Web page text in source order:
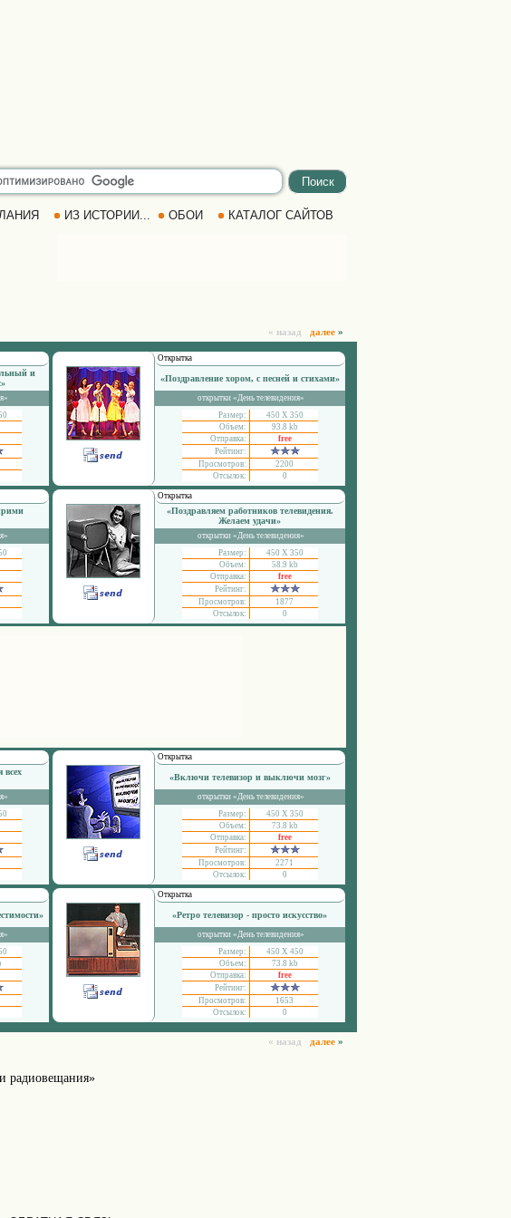
ИЗ ИСТОРИИ... ОБОИ КАТАЛОГ САЙТОВ
« назад далее »
и
Открытка
«Поздравление хором, с песней и стихами»
открытки «День телевидения»
Размер:
450 Х 350
Объем:
93.8 kb
Отправка:
free
Рейтинг:
Просмотров:
2200
Отсылок:
0
Открытка
«Поздравляем работников телевидения.
Желаем удачи»
открытки «День телевидения»
Размер:
450 Х 350
Объем:
58.9 kb
Отправка:
free
Рейтинг:
Просмотров:
1877
Отсылок:
0
всех
Открытка
«Включи телевизор и выключи мозг»
открытки «День телевидения»
Размер:
450 Х 350
Объем:
73.8 kb
Отправка:
free
Рейтинг:
Просмотров:
2271
Отсылок:
0
Открытка
«Ретро телевизор - просто искусство»
открытки «День телевидения»
Размер:
450 Х 450
Объем:
73.8 kb
Отправка:
free
Рейтинг:
Просмотров:
1653
Отсылок:
0
« назад далее »
радиовещания»